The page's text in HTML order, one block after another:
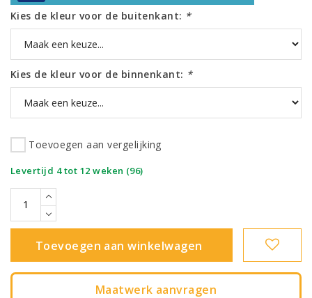
Kies de kleur voor de buitenkant: *
Kies de kleur voor de binnenkant: *
Toevoegen aan vergelijking
Levertijd 4 tot 12 weken (96)
Toevoegen aan winkelwagen
Maatwerk aanvragen